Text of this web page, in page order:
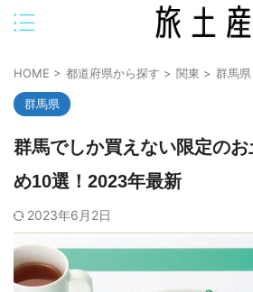
HOME > 都道府県から探す > 関東 > 群馬県
群馬県
群馬でしか買えない限定の
め10選！2023年最新
2023年6月2日